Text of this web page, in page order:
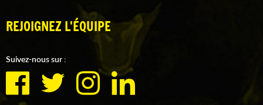
REJOIGNEZ L'ÉQUIPE
Suivez-nous sur :